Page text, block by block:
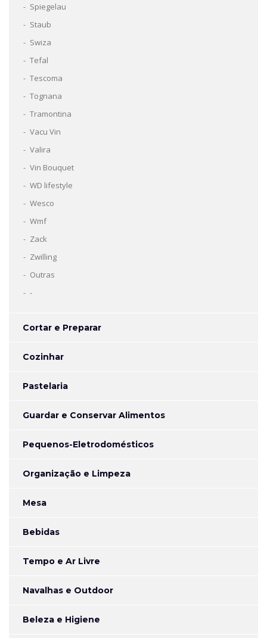
Spiegelau
Staub
Swiza
Tefal
Tescoma
Tognana
Tramontina
Vacu Vin
Valira
Vin Bouquet
WD lifestyle
Wesco
Wmf
Zack
Zwilling
Outras
-
Cortar e Preparar
Cozinhar
Pastelaria
Guardar e Conservar Alimentos
Pequenos-Eletrodomésticos
Organização e Limpeza
Mesa
Bebidas
Tempo e Ar Livre
Navalhas e Outdoor
Beleza e Higiene